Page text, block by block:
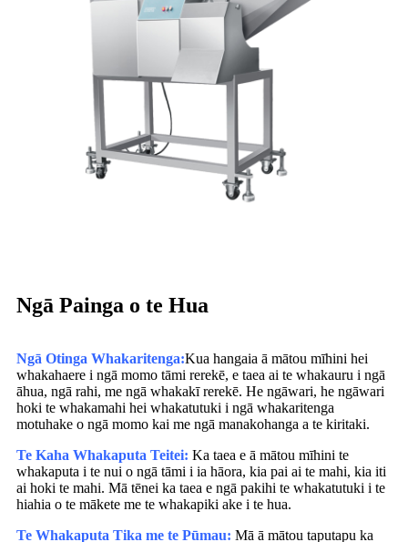
Ngā Painga o te Hua
Ngā Otinga Whakaritenga:Kua hangaia ā mātou mīhini hei
whakahaere i ngā momo tāmi rerekē, e taea ai te whakauru i ngā
āhua, ngā rahi, me ngā whakakī rerekē. He ngāwari, he ngāwari
hoki te whakamahi hei whakatutuki i ngā whakaritenga
motuhake o ngā momo kai me ngā manakohanga a te kiritaki.
Te Kaha Whakaputa Teitei: Ka taea e ā mātou mīhini te
whakaputa i te nui o ngā tāmi i ia hāora, kia pai ai te mahi, kia iti
ai hoki te mahi. Mā tēnei ka taea e ngā pakihi te whakatutuki i te
hiahia o te mākete me te whakapiki ake i te hua.
Te Whakaputa Tika me te Pūmau: Mā ā mātou taputapu ka